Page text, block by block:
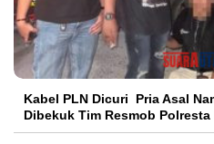
Kabel PLN Dicuri Pria Asal
Dibekuk Tim Resmob Polresta